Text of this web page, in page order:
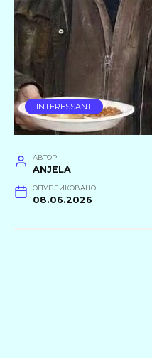
INTERESSANT
АВТОР
ANJELA
ОПУБЛИКОВАНО
08.06.2026